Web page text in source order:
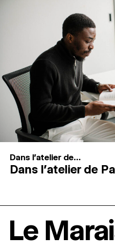
Dans l'atelier de...
Dans l’atelier de
Le